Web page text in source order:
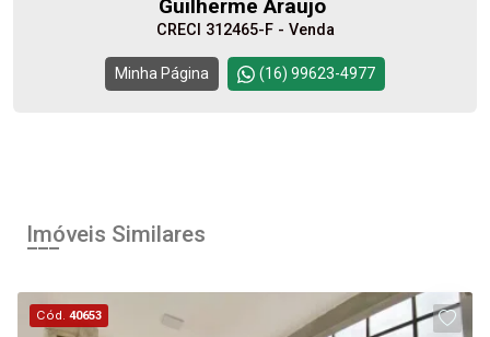
10
Aug/Wed
10:00
12:00
Continuar
Guilherme Araujo
CRECI 312465-F - Venda
Minha Página (16) 99623-4977
Imóveis Similares
Cód.40653